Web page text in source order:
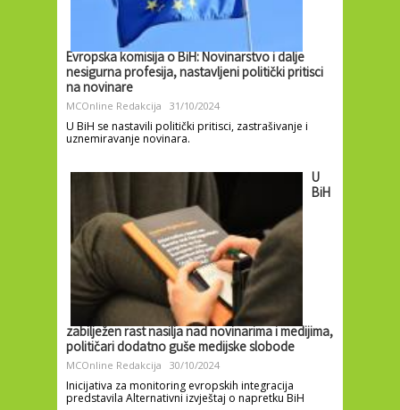
Evropska komisija o BiH: Novinarstvo i dalje
nesigurna profesija, nastavljeni politički pritisci
na novinare
MCOnline Redakcija 31/10/2024
U BiH se nastavili politički pritisci, zastrašivanje i
uznemiravanje novinara.
U
BiH
zabilježen rast nasilja nad novinarima i medijima,
političari dodatno guše medijske slobode
MCOnline Redakcija 30/10/2024
Inicijativa za monitoring evropskih integracija
predstavila Alternativni izvještaj o napretku BiH